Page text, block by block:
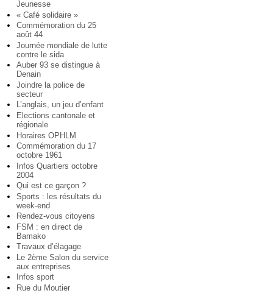
Jeunesse
« Café solidaire »
Commémoration du 25
août 44
Journée mondiale de lutte
contre le sida
Auber 93 se distingue à
Denain
Joindre la police de
secteur
L’anglais, un jeu d’enfant
Elections cantonale et
régionale
Horaires OPHLM
Commémoration du 17
octobre 1961
Infos Quartiers octobre
2004
Qui est ce garçon ?
Sports : les résultats du
week-end
Rendez-vous citoyens
FSM : en direct de
Bamako
Travaux d’élagage
Le 2ème Salon du service
aux entreprises
Infos sport
Rue du Moutier